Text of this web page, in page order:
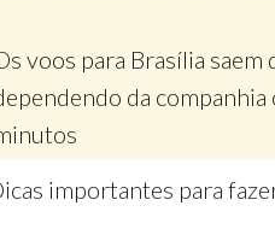
voos para Brasília
da
importantes para